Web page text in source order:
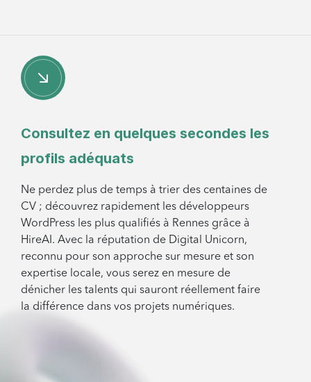
Consultez en quelques secondes les
profils adéquats
Ne perdez plus de temps à trier des centaines de
CV ; découvrez rapidement les développeurs
WordPress les plus qualifiés à Rennes grâce à
HireAI. Avec la réputation de Digital Unicorn,
reconnu pour son approche sur mesure et son
expertise locale, vous serez en mesure de
dénicher les talents qui sauront réellement faire
la différence dans vos projets numériques.